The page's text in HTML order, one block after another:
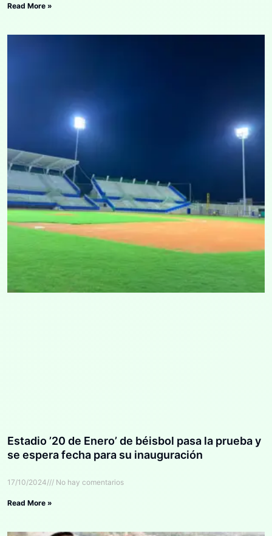
Read More »
Estadio ’20 de Enero’ de béisbol pasa la prueba y
se espera fecha para su inauguración
17/10/2024 No hay comentarios
Read More »